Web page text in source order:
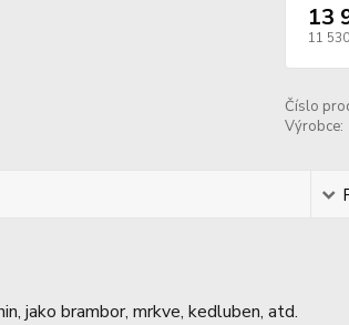
13
11
Číslo
Výrobce:
jako brambor, mrkve, kedluben, atd.